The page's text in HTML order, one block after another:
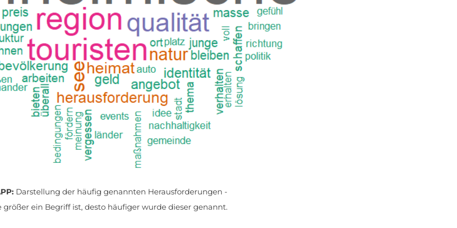
Darstellung der häufig genannten Herausforderungen -
größer ein Begriff ist, desto häufiger wurde dieser genannt.